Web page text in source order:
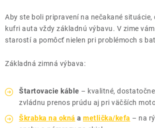
Aby ste boli pripravení na nečakané
kufri auta vždy základnú výbavu. V zime
starostí a pomôcť nielen pri problémoch s
Základná zimná výbava:
Štartovacie káble – kvalitné,
zvládnu prenos prúdu aj pri väčších
Škrabka na okná a metlička/kefa – na